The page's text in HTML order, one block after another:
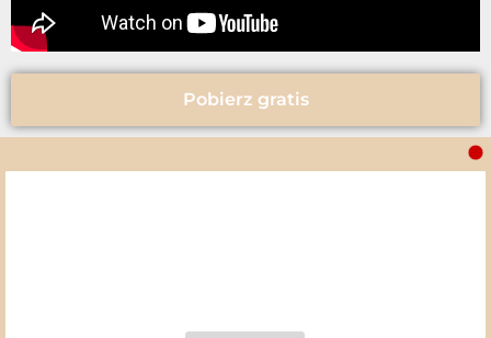
Pobierz gratis